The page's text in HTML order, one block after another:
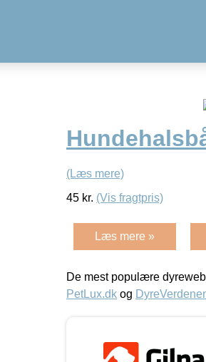
(Læs mere)
45 kr. (Vis fragtpris)
Læs mere »
De mest populære
PetLux.dk og